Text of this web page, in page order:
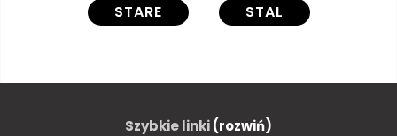
STARE STAL
Szybkie linki(rozwiń)